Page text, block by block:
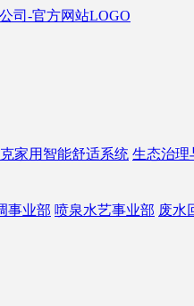
家用智能舒适系统 生态治理
事业部 喷泉水艺事业部 废水